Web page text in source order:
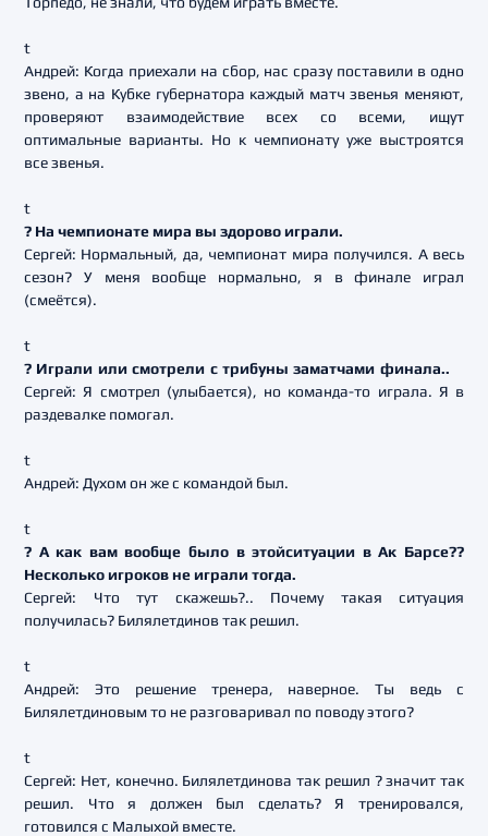
t
Андрей: Когда приехали на сбор, нас сразу поставили в одно
звено, а на Кубке губернатора каждый матч звенья меняют,
проверяют взаимодействие всех со всеми, ищут
оптимальные варианты. Но к чемпионату уже выстроятся
все звенья.
t
? На чемпионате мира вы здорово играли.
Сергей: Нормальный, да, чемпионат мира получился. А весь
сезон? У меня вообще нормально, я в финале играл
(смеётся).
t
? Играли или смотрели с трибуны заматчами финала..
Сергей: Я смотрел (улыбается), но команда-то играла. Я в
раздевалке помогал.
t
Андрей: Духом он же с командой был.
t
? А как вам вообще было в этойситуации в Ак Барсе??
Несколько игроков не играли тогда.
Сергей: Что тут скажешь?.. Почему такая ситуация
получилась? Билялетдинов так решил.
t
Андрей: Это решение тренера, наверное. Ты ведь с
Билялетдиновым то не разговаривал по поводу этого?
t
Сергей: Нет, конечно. Билялетдинова так решил ? значит так
решил. Что я должен был сделать? Я тренировался,
готовился с Малыхой вместе.